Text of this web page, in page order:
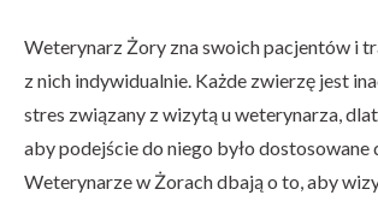
Weterynarz Żory zna swoich pacjentów i
z nich indywidualnie. Każde zwierzę jest
stres związany z wizytą u weterynarza,
aby podejście do niego było dostosowane
Weterynarze w Żorach dbają o to, aby